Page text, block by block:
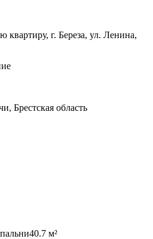
квартиру, г. Береза, ул. Ленина,
Брестская область
40.7 м²